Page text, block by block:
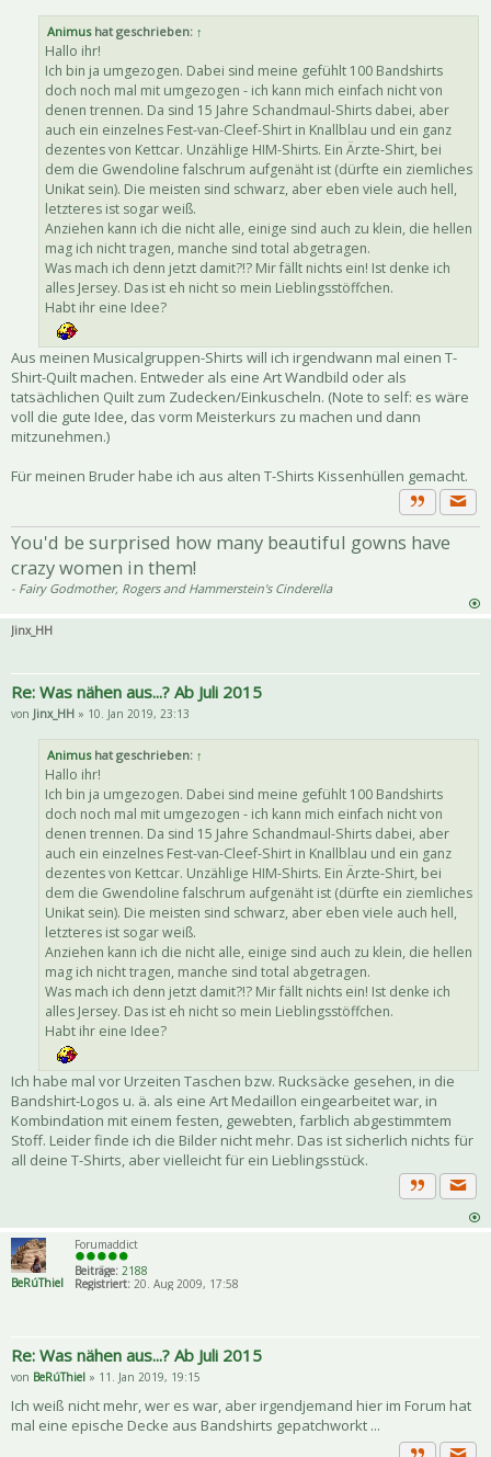
Animushat geschrieben: ↑
Hallo ihr!
Ich bin ja umgezogen. Dabei sind meine gefühlt 100 Bandshirts
doch noch mal mit umgezogen - ich kann mich einfach nicht von
denen trennen. Da sind 15 Jahre Schandmaul-Shirts dabei, aber
auch ein einzelnes Fest-van-Cleef-Shirt in Knallblau und ein ganz
dezentes von Kettcar. Unzählige HIM-Shirts. Ein Ärzte-Shirt, bei
dem die Gwendoline falschrum aufgenäht ist (dürfte ein ziemliches
Unikat sein). Die meisten sind schwarz, aber eben viele auch hell,
letzteres ist sogar weiß.
Anziehen kann ich die nicht alle, einige sind auch zu klein, die hellen
mag ich nicht tragen, manche sind total abgetragen.
Was mach ich denn jetzt damit?!? Mir fällt nichts ein! Ist denke ich
alles Jersey. Das ist eh nicht so mein Lieblingsstöffchen.
Habt ihr eine Idee?
Aus meinen Musicalgruppen-Shirts will ich irgendwann mal einen T-
Shirt-Quilt machen. Entweder als eine Art Wandbild oder als
tatsächlichen Quilt zum Zudecken/Einkuscheln. (Note to self: es wäre
voll die gute Idee, das vorm Meisterkurs zu machen und dann
mitzunehmen.)
Für meinen Bruder habe ich aus alten T-Shirts Kissenhüllen gemacht.
Zitat
You'd be surprised how many beautiful gowns have
crazy women in them!
- Fairy Godmother, Rogers and Hammerstein's Cinderella
Jinx_HH
Re: Was nähen aus...? Ab Juli 2015
von Jinx_HH » 10. Jan 2019, 23:13
Animushat geschrieben: ↑
Hallo ihr!
Ich bin ja umgezogen. Dabei sind meine gefühlt 100 Bandshirts
doch noch mal mit umgezogen - ich kann mich einfach nicht von
denen trennen. Da sind 15 Jahre Schandmaul-Shirts dabei, aber
auch ein einzelnes Fest-van-Cleef-Shirt in Knallblau und ein ganz
dezentes von Kettcar. Unzählige HIM-Shirts. Ein Ärzte-Shirt, bei
dem die Gwendoline falschrum aufgenäht ist (dürfte ein ziemliches
Unikat sein). Die meisten sind schwarz, aber eben viele auch hell,
letzteres ist sogar weiß.
Anziehen kann ich die nicht alle, einige sind auch zu klein, die hellen
mag ich nicht tragen, manche sind total abgetragen.
Was mach ich denn jetzt damit?!? Mir fällt nichts ein! Ist denke ich
alles Jersey. Das ist eh nicht so mein Lieblingsstöffchen.
Habt ihr eine Idee?
Ich habe mal vor Urzeiten Taschen bzw. Rucksäcke gesehen, in die
Bandshirt-Logos u. ä. als eine Art Medaillon eingearbeitet war, in
Kombindation mit einem festen, gewebten, farblich abgestimmtem
Stoff. Leider finde ich die Bilder nicht mehr. Das ist sicherlich nichts für
all deine T-Shirts, aber vielleicht für ein Lieblingsstück.
Zitat
BeRúThiel
Forumaddict
Beiträge: 2188
Registriert: 20. Aug 2009, 17:58
Re: Was nähen aus...? Ab Juli 2015
von BeRúThiel » 11. Jan 2019, 19:15
Ich weiß nicht mehr, wer es war, aber irgendjemand hier im Forum hat
mal eine epische Decke aus Bandshirts gepatchworkt ...